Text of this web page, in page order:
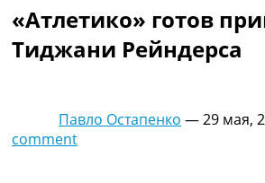
МенюНовости футбола
Видео
Трансферы
Конкурс прогнозов
«Атлетико» готов
Тиджани Рейндерса
Павло Остапенко —29 мая,
comment